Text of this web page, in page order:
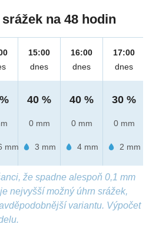
na 48 hodin
mm
15:00
dnes
40 %
0 mm
3 mm
16:00
dnes
40 %
0 mm
4 mm
17:00
dnes
30 %
0 mm
2 mm
že spadne alespoň 0,1 mm
nejvyšší možný úhrn srážek,
variantu. Výpočet